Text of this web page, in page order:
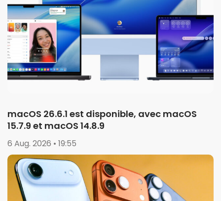
macOS 26.6.1 est disponible, avec macOS
15.7.9 et macOS 14.8.9
6 Aug. 2026 • 19:55